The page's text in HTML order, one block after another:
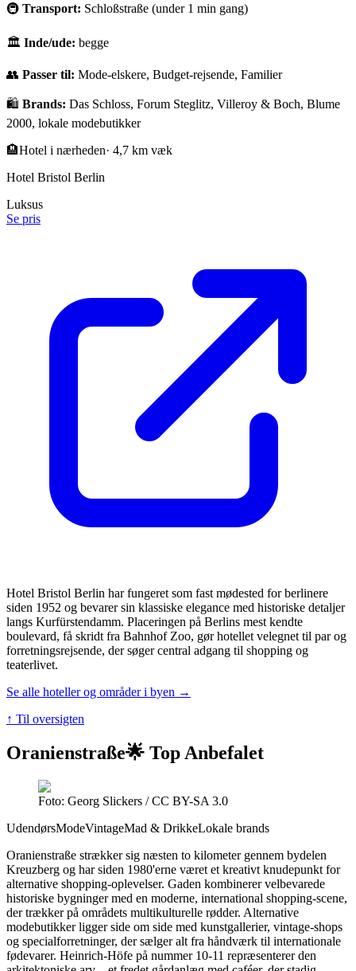
🚇 Transport: Schloßstraße (under 1 min gang)
🏛 Inde/ude: begge
👥 Passer til: Mode-elskere, Budget-rejsende, Familier
🛍️ Brands: Das Schloss, Forum Steglitz, Villeroy & Boch, Blume
2000, lokale modebutikker
🏨Hotel i nærheden· 4,7 km væk
Hotel Bristol Berlin
Luksus
Se pris
Hotel Bristol Berlin har fungeret som fast mødested for berlinere
siden 1952 og bevarer sin klassiske elegance med historiske detaljer
langs Kurfürstendamm. Placeringen på Berlins mest kendte
boulevard, få skridt fra Bahnhof Zoo, gør hotellet velegnet til par og
forretningsrejsende, der søger central adgang til shopping og
teaterlivet.
Se alle hoteller og områder i byen →
↑ Til oversigten
Oranienstraße🌟 Top Anbefalet
Foto: Georg Slickers / CC BY-SA 3.0
UdendørsModeVintageMad & DrikkeLokale brands
Oranienstraße strækker sig næsten to kilometer gennem bydelen
Kreuzberg og har siden 1980'erne været et kreativt knudepunkt for
alternative shopping-oplevelser. Gaden kombinerer velbevarede
historiske bygninger med en moderne, international shopping-scene,
der trækker på områdets multikulturelle rødder. Alternative
modebutikker ligger side om side med kunstgallerier, vintage-shops
og specialforretninger, der sælger alt fra håndværk til internationale
fødevarer. Heinrich-Höfe på nummer 10-11 repræsenterer den